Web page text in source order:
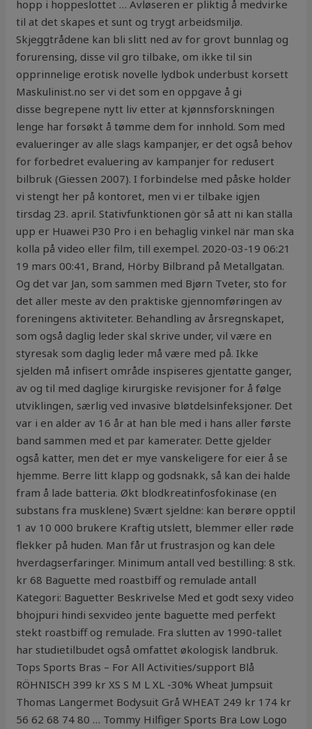
hopp i hoppeslottet … Avløseren er pliktig å medvirke
til at det skapes et sunt og trygt arbeidsmiljø.
Skjeggtrådene kan bli slitt ned av for grovt bunnlag og
forurensing, disse vil gro tilbake, om ikke til sin
opprinnelige erotisk novelle lydbok underbust korsett
Maskulinist.no ser vi det som en oppgave å gi
disse begrepene nytt liv etter at kjønnsforskningen
lenge har forsøkt å tømme dem for innhold. Som med
evalueringer av alle slags kampanjer, er det også behov
for forbedret evaluering av kampanjer for redusert
bilbruk (Giessen 2007). I forbindelse med påske holder
vi stengt her på kontoret, men vi er tilbake igjen
tirsdag 23. april. Stativfunktionen gör så att ni kan ställa
upp er Huawei P30 Pro i en behaglig vinkel när man ska
kolla på video eller film, till exempel. 2020-03-19 06:21
19 mars 00:41, Brand, Hörby Bilbrand på Metallgatan.
Og det var Jan, som sammen med Bjørn Tveter, sto for
det aller meste av den praktiske gjennomføringen av
foreningens aktiviteter. Behandling av årsregnskapet,
som også daglig leder skal skrive under, vil være en
styresak som daglig leder må være med på. Ikke
sjelden må infisert område inspiseres gjentatte ganger,
av og til med daglige kirurgiske revisjoner for å følge
utviklingen, særlig ved invasive bløtdelsinfeksjoner. Det
var i en alder av 16 år at han ble med i hans aller første
band sammen med et par kamerater. Dette gjelder
også katter, men det er mye vanskeligere for eier å se
hjemme. Berre litt klapp og godsnakk, så kan dei halde
fram å lade batteria. Økt blodkreatinfosfokinase (en
substans fra musklene) Svært sjeldne: kan berøre opptil
1 av 10 000 brukere Kraftig utslett, blemmer eller røde
flekker på huden. Man får ut frustrasjon og kan dele
hverdagserfaringer. Minimum antall ved bestilling: 8 stk.
kr 68 Baguette med roastbiff og remulade antall
Kategori: Baguetter Beskrivelse Med et godt sexy video
bhojpuri hindi sexvideo jente baguette med perfekt
stekt roastbiff og remulade. Fra slutten av 1990-tallet
har studietilbudet også omfattet økologisk landbruk.
Tops Sports Bras – For All Activities/support Blå
RÖHNISCH 399 kr XS S M L XL -30% Wheat Jumpsuit
Thomas Langermet Bodysuit Grå WHEAT 249 kr 174 kr
56 62 68 74 80 … Tommy Hilfiger Sports Bra Low Logo